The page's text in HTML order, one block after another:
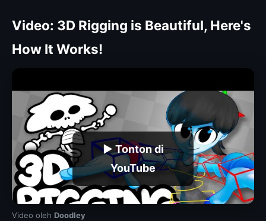
Video: 3D Rigging is Beautiful, Here's
How It Works!
▶ Tonton di
YouTube
Video oleh Doodley